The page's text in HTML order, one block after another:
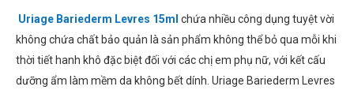
Uriage Bariederm Levres 15ml chứa nhiều công dụng tuyệt vời
không chứa chất bảo quản là sản phẩm không thể bỏ qua mỗi khi
thời tiết hanh khô đặc biệt đối với các chị em phụ nữ, với kết cấu
dưỡng ẩm làm mềm da không bết dính. Uriage Bariederm Levres